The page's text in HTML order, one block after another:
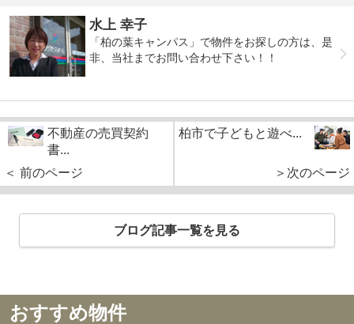
水上 幸子
「柏の葉キャンパス」で物件をお探しの方は、是
非、当社までお問い合わせ下さい！！
不動産の売買契約
書...
＜ 前のページ
柏市で子どもと遊べ...
＞次のページ
ブログ記事一覧を見る
おすすめ物件